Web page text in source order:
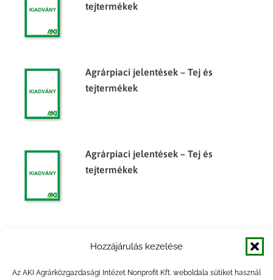
Hozzájárulás kezelése
Az AKI Agrárközgazdasági Intézet Nonprofit Kft. weboldala sütiket használ
tejtermékek
Agrárpiaci jelentések – Tej és
tejtermékek
Agrárpiaci jelentések – Tej és
tejtermékek
tejtermékek